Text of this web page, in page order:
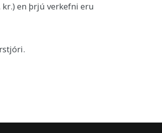
en þrjú verkefni eru